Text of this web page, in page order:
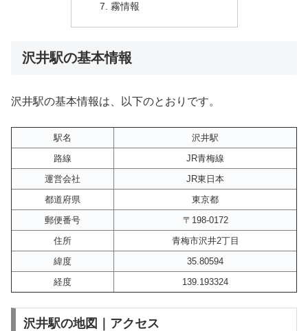
霧情報
沢井駅の基本情報
沢井駅の基本情報は、以下のとおりです。
駅名
沢井駅
路線
JR青梅線
運営会社
JR東日本
都道府県
東京都
郵便番号
〒198-0172
住所
青梅市沢井2丁目
緯度
35.80594
経度
139.193324
沢井駅の地図｜アクセス